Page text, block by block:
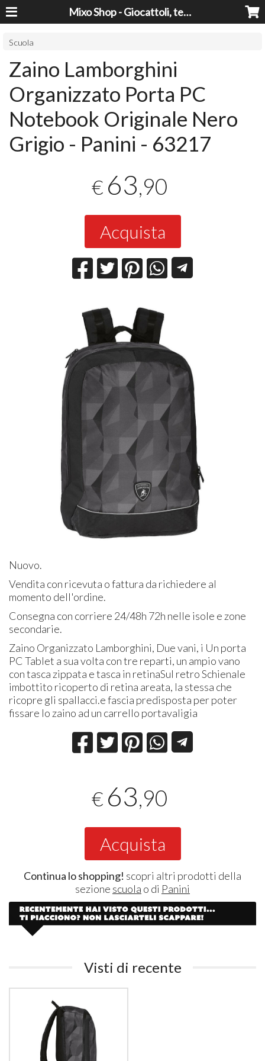
Mixo Shop - Giocattoli, tecnologia, casa e giardino a prezzi super!
Scuola
Zaino Lamborghini
Organizzato Porta PC
Notebook Originale Nero
Grigio - Panini - 63217
€ 63,90
Acquista
Nuovo.
Vendita con ricevuta o fattura da richiedere al
momento dell'ordine.
Consegna con corriere 24/48h 72h nelle isole e zone
secondarie.
Zaino Organizzato Lamborghini, Due vani, i Un porta
PC Tablet a sua volta con tre reparti, un ampio vano
con tasca zippata e tasca in retinaSul retro Schienale
imbottito ricoperto di retina areata, la stessa che
ricopre gli spallacci.e fascia predisposta per poter
fissare lo zaino ad un carrello portavaligia
€ 63,90
Acquista
Continua lo shopping! scopri altri prodotti della
sezione scuola o di Panini
Visti di recente